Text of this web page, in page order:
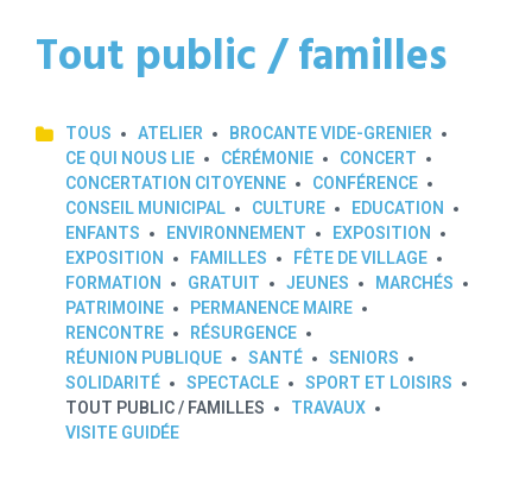
Tout public / familles
TOUS ATELIER
BROCANTE VIDE-GRENIER
CE QUI NOUS LIE
CÉRÉMONIE
CONCERT
CONCERTATION CITOYENNE
CONFÉRENCE
CONSEIL MUNICIPAL
CULTURE
EDUCATION
ENFANTS
ENVIRONNEMENT
EXPOSITION
EXPOSITION
FAMILLES
FÊTE DE VILLAGE
FORMATION
GRATUIT JEUNES
MARCHÉS
PATRIMOINE
PERMANENCE MAIRE
RENCONTRE
RÉSURGENCE
RÉUNION PUBLIQUE
SANTÉ
SENIORS
SOLIDARITÉ
SPECTACLE
SPORT ET LOISIRS
TOUT PUBLIC / FAMILLES
TRAVAUX
VISITE GUIDÉE